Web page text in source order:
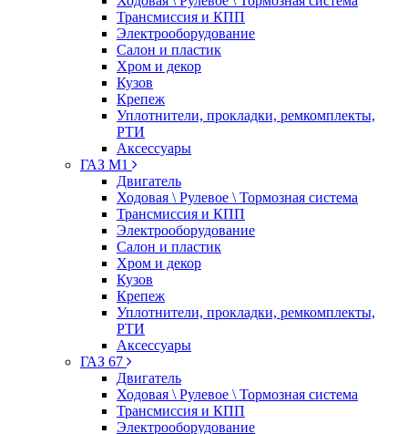
Трансмиссия и КПП
Электрооборудование
Салон и пластик
Хром и декор
Кузов
Крепеж
Уплотнители, прокладки, ремкомплекты,
РТИ
Аксессуары
ГАЗ М1
Двигатель
Ходовая \ Рулевое \ Тормозная система
Трансмиссия и КПП
Электрооборудование
Салон и пластик
Хром и декор
Кузов
Крепеж
Уплотнители, прокладки, ремкомплекты,
РТИ
Аксессуары
ГАЗ 67
Двигатель
Ходовая \ Рулевое \ Тормозная система
Трансмиссия и КПП
Электрооборудование